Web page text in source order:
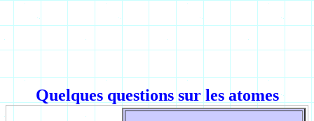
Quelques questions sur les atomes